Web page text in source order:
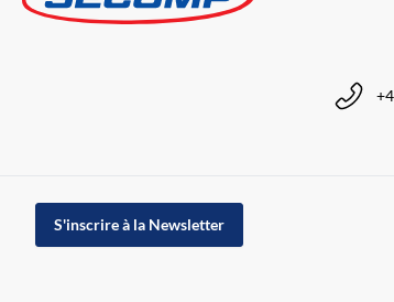
S'inscrire à la Newsletter